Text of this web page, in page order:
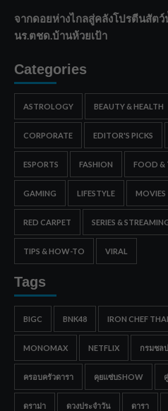
จากดอยห่างไกลสู่คลังโปรตีนสัต
นร.ตชด.บ้านห้วยเป้า
Categories
ASTROLOGY BEAUTY & HEALTH
CORPORATE EDITOR'S PICKS
ESPORTS FASHION FOOD &
GAMING LIFESTYLE MOVIES
RED CARPET SERIES &
TIPS & HOW-TO VIRAL
Tags
BIGC BNK48 IRON CHEF
MONOMAX NETFLIX กรมชล
ครอบครัวดารา คุยแซ่บSHOW
ดราม่า ดวงประจำวัน ดารา